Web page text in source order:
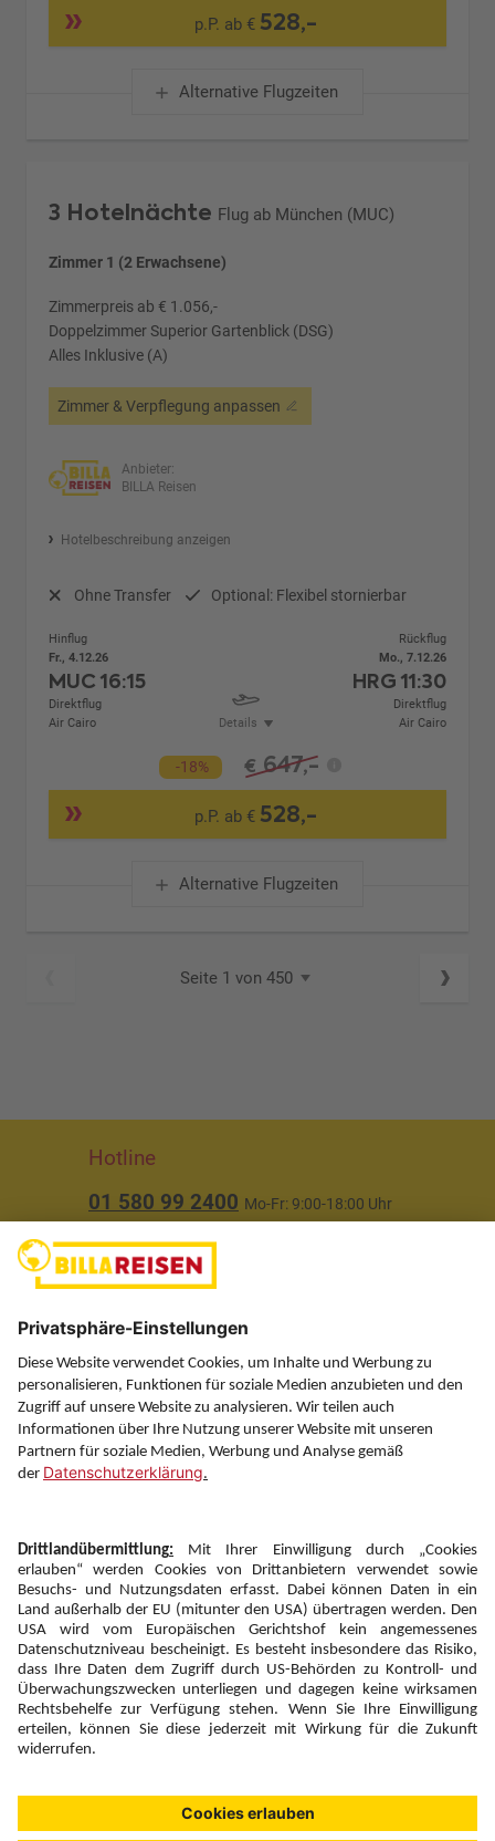
p.P. ab € 528,-
Alternative Flugzeiten
3 Hotelnächte Flug ab München (MUC)
Zimmer 1 (2 Erwachsene)
Zimmerpreis ab € 1.056,-
Doppelzimmer Superior Gartenblick (DSG)
Alles Inklusive (A)
Zimmer & Verpflegung anpassen
Anbieter:
BILLA Reisen
Hotelbeschreibung anzeigen
Ohne Transfer Optional: Flexibel stornierbar
Hinflug
Fr., 4.12.26
MUC16:15
Direktflug
Air Cairo
Details
Rückflug
Mo., 7.12.26
HRG 11:30
Direktflug
Air Cairo
-18% € 647,-
p.P. ab € 528,-
Alternative Flugzeiten
Seite 1 von 450
Hotline
01 580 99 2400 Mo-Fr: 9:00-18:00 Uhr
Über uns
Service
Information
Folgen Sie uns auf
Newsletter:
Anmelden
Fairness und
Unsere Inhalte: Standards und
Meldung